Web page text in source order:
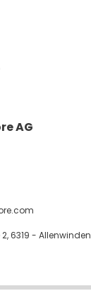
AG
, 6319 - Allenwinden